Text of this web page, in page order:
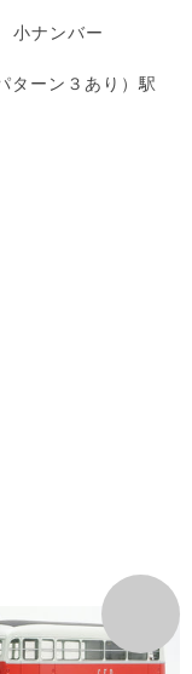
ナンバー
ーン３あり）駅